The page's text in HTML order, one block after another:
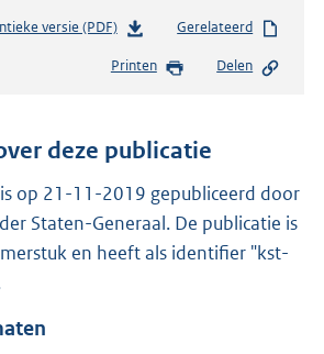
versie (PDF)b
s
n
s
r
o
Gerelateerd
Printen Delen
deze publicatie
op 21-11-2019 gepubliceerd door
Staten-Generaal. De publicatie is
en heeft als identifier "kst-